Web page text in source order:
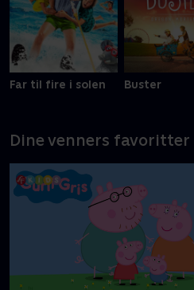
Far til fire i solen Buster
Dine venners favoritter